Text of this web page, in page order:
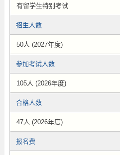
有留学生特别考试
招生人数
50人 (2027年度)
参加考试人数
105人 (2026年度)
合格人数
47人 (2026年度)
报名费